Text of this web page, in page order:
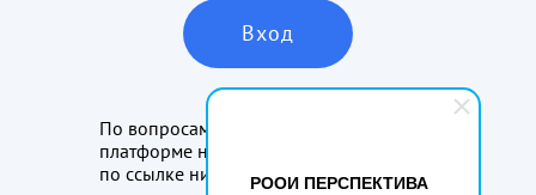
РООИ ПЕРСПЕКТИВА
По вопросам получения доступа к
платформе наставничества, перейдите
по ссылке ниже: